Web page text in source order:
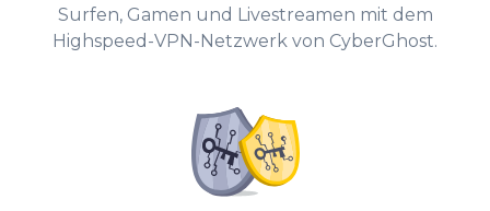
Surfen, Gamen und Livestreamen mit dem
Highspeed-VPN-Netzwerk von CyberGhost.